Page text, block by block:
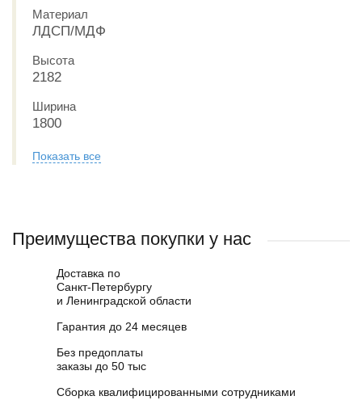
Материал
ЛДСП/МДФ
Высота
2182
Ширина
1800
Показать все
Преимущества покупки у нас
Доставка по
Санкт-Петербургу
и Ленинградской области
Гарантия до 24 месяцев
Без предоплаты
заказы до 50 тыс
Сборка квалифицированными сотрудниками